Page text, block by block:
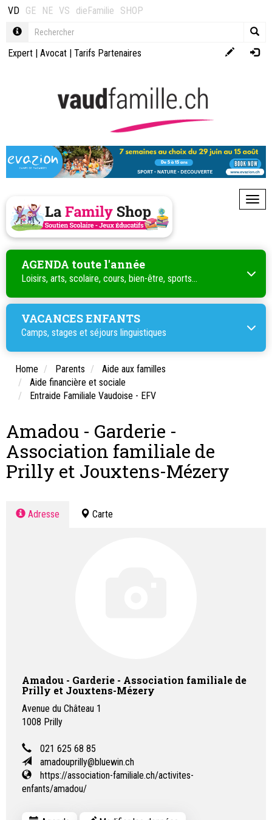
VD GE NE VS dieFamilie SHOP
Expert | Avocat | Tarifs Partenaires
AGENDA toute l'année
Loisirs, arts, scolaire, cours, bien-être, sports...
VACANCES ENFANTS
Camps, stages et séjours linguistiques
Home Parents
Aide aux familles
Aide financière et sociale
Entraide Familiale Vaudoise - EFV
Amadou - Garderie -
Association familiale de
Prilly et Jouxtens-Mézery
Adresse Carte
Amadou - Garderie - Association familiale de
Prilly et Jouxtens-Mézery
Avenue du Château 1
1008 Prilly
021 625 68 85
amadouprilly@bluewin.ch
https://association-familiale.ch/activites-
enfants/amadou/